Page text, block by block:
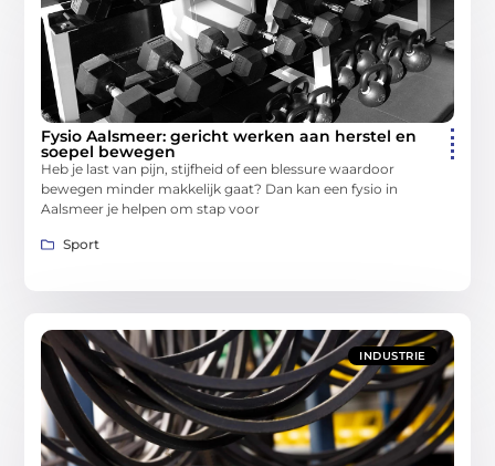
Fysio Aalsmeer: gericht werken aan herstel en
soepel bewegen
Heb je last van pijn, stijfheid of een blessure waardoor
bewegen minder makkelijk gaat? Dan kan een fysio in
Aalsmeer je helpen om stap voor
Sport
INDUSTRIE